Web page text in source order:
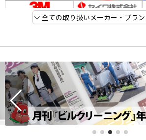
全ての取り扱いメーカー・ブラン